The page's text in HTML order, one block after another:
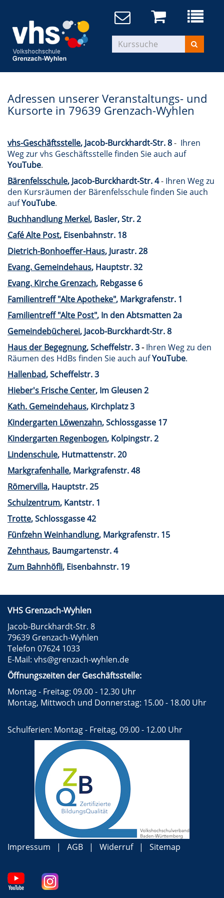
Adressen unserer Veranstaltungs- und
Kursorte in 79639 Grenzach-Wyhlen
vhs-Geschäftsstelle, Jacob-Burckhardt-Str. 8- Ihren
Weg zur vhs Geschäftsstelle finden Sie auch auf
YouTube.
Bärenfelsschule, Jacob-Burckhardt-Str. 4- Ihren Weg zu
den Kursräumen der Bärenfelsschule finden Sie auch
aufYouTube.
Buchhandlung Merkel, Basler, Str. 2
Café Alte Post, Eisenbahnstr. 18
Dietrich-Bonhoeffer-Haus, Jurastr. 28
Evang. Gemeindehaus, Hauptstr. 32
Evang. Kirche Grenzach, Rebgasse 6
Familientreff "Alte Apotheke", Markgrafenstr. 1
Familientreff "Alte Post", In den Abtsmatten 2a
Gemeindebücherei, Jacob-Burckhardt-Str. 8
Haus der Begegnung, Scheffelstr. 3-Ihren Weg zu den
Räumen des HdBs finden Sie auch aufYouTube.
Hallenbad, Scheffelstr. 3
Hieber's Frische Center, Im Gleusen 2
Kath. Gemeindehaus, Kirchplatz 3
Kindergarten Löwenzahn, Schlossgasse 17
Kindergarten Regenbogen, Kolpingstr. 2
Lindenschule, Hutmattenstr. 20
Markgrafenhalle, Markgrafenstr. 48
Römervilla, Hauptstr. 25
Schulzentrum, Kantstr. 1
Trotte, Schlossgasse 42
Fünfzehn Weinhandlung, Markgrafenstr. 15
Zehnthaus, Baumgartenstr. 4
Zum Bahnhöfli, Eisenbahnstr. 19
VHS Grenzach-Wyhlen
Jacob-Burckhardt-Str. 8
79639 Grenzach-Wyhlen
Telefon 07624 1033
E-Mail: vhs@grenzach-wyhlen.de
Öffnungszeiten der Geschäftsstelle:
Montag - Freitag: 09.00 - 12.30 Uhr
Montag, Mittwoch und Donnerstag: 15.00 - 18.00 Uhr
Schulferien: Montag - Freitag, 09.00 - 12.00 Uhr
Impressum AGB Widerruf Sitemap